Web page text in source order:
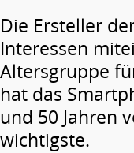
Die Ersteller
Interessen
Altersgruppe
hat das
und 50 Jahren
wichtigste.